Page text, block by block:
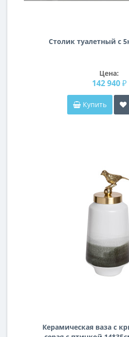
Столик туалетный с
Цена:
142 940 ₽
Купить
Керамическая ваза с